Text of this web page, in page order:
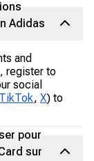
Adidas
and
register to
social
TikTok, X) to
pour
sur